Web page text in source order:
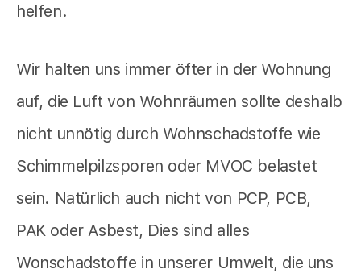
helfen.
Wir halten uns immer öfter in der Wohnung
auf, die Luft von Wohnräumen sollte deshalb
nicht unnötig durch Wohnschadstoffe wie
Schimmelpilzsporen oder MVOC belastet
sein. Natürlich auch nicht von PCP, PCB,
PAK oder Asbest, Dies sind alles
Wonschadstoffe in unserer Umwelt, die uns